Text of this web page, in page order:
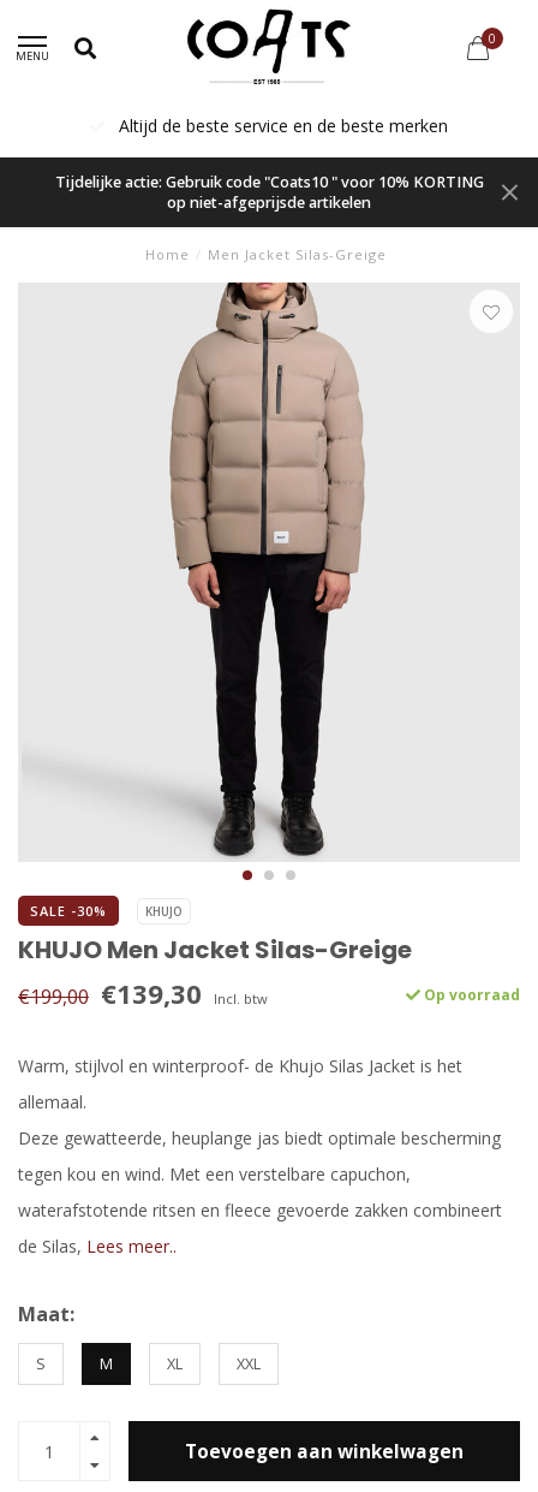
MENU
0
Altijd de beste service en de beste merken
Tijdelijke actie: Gebruik code "Coats10 " voor 10% KORTING
op niet-afgeprijsde artikelen
Home / Men Jacket Silas-Greige
SALE -30% KHUJO
KHUJO Men Jacket Silas-Greige
€199,00 €139,30 Incl. btw Op voorraad
Warm, stijlvol en winterproof- de Khujo Silas Jacket is het
allemaal.
Deze gewatteerde, heuplange jas biedt optimale bescherming
tegen kou en wind. Met een verstelbare capuchon,
waterafstotende ritsen en fleece gevoerde zakken combineert
de Silas, Lees meer..
Maat:
S M XL XXL
Toevoegen aan winkelwagen